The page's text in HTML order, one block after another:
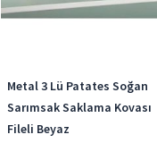
Metal 3 Lü Patates Soğan
Sarımsak Saklama Kovası
Fileli Beyaz